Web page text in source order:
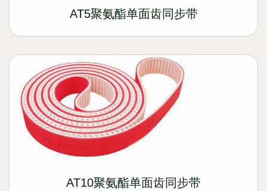
AT5聚氨酯单面齿同步带
AT10聚氨酯单面齿同步带